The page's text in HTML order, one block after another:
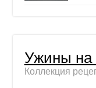
Ужины на
Коллекция